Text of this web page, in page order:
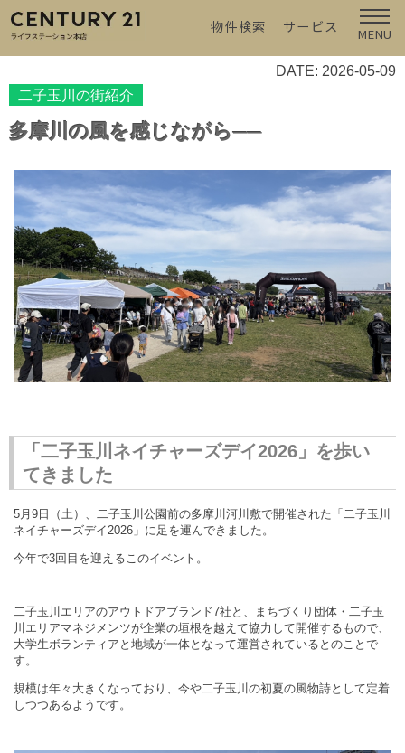
物件検索 サービス MENU
DATE: 2026-05-09
二子玉川の街紹介
多摩川の風を感じながら──
「二子玉川ネイチャーズデイ2026」を歩い
てきました
5月9日（土）、二子玉川公園前の多摩川河川敷で開催された「二子玉川
ネイチャーズデイ2026」に足を運んできました。
今年で3回目を迎えるこのイベント。
二子玉川エリアのアウトドアブランド7社と、まちづくり団体・二子玉
川エリアマネジメンツが企業の垣根を越えて協力して開催するもので、
大学生ボランティアと地域が一体となって運営されているとのことで
す。
規模は年々大きくなっており、今や二子玉川の初夏の風物詩として定着
しつつあるようです。